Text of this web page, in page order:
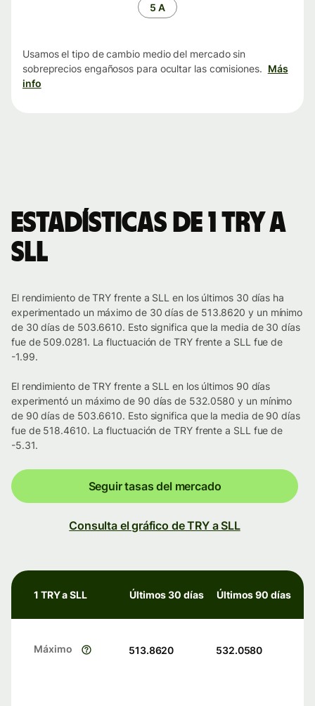
5 A
Usamos el tipo de cambio medio del mercado sin
sobreprecios engañosos para ocultar las comisiones. Más
info
Estadísticas de 1 TRY a
SLL
El rendimiento de TRY frente a SLL en los últimos 30 días ha
experimentado un máximo de 30 días de 513.8620 y un mínimo
de 30 días de 503.6610. Esto significa que la media de 30 días
fue de 509.0281. La fluctuación de TRY frente a SLL fue de
-1.99.
El rendimiento de TRY frente a SLL en los últimos 90 días
experimentó un máximo de 90 días de 532.0580 y un mínimo
de 90 días de 503.6610. Esto significa que la media de 90 días
fue de 518.4610. La fluctuación de TRY frente a SLL fue de
-5.31.
Seguir tasas del mercado
Consulta el gráfico de TRY a SLL
1 TRY a SLL Últimos 30 días Últimos 90 días
Máximo 513.8620 532.0580